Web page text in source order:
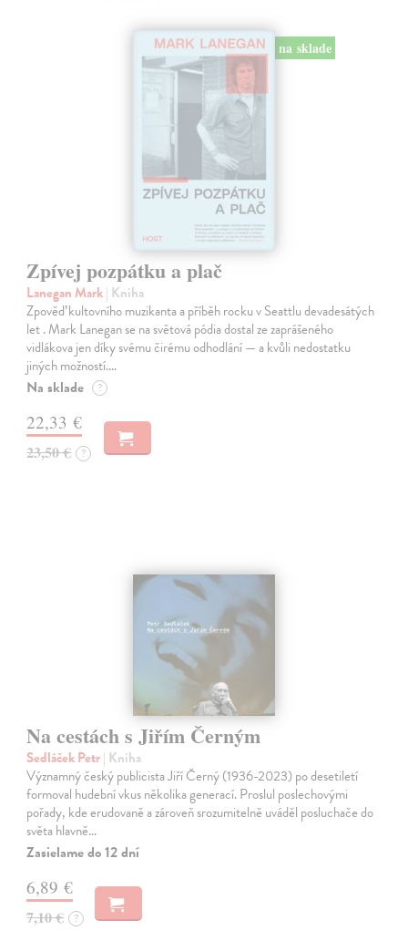
na sklade
Zpívej pozpátku a plač
Lanegan Mark| Kniha
Zpověď kultovního muzikanta a příběh rocku v Seattlu devadesátých
let . Mark Lanegan se na světová pódia dostal ze zaprášeného
vidlákova jen díky svému čirému odhodlání — a kvůli nedostatku
jiných možností.…
Na sklade ?
22,33 €
23,50 € ?
Na cestách s Jiřím Černým
Sedláček Petr| Kniha
Významný český publicista Jiří Černý (1936-2023) po desetiletí
formoval hudební vkus několika generací. Proslul poslechovými
pořady, kde erudovaně a zároveň srozumitelně uváděl posluchače do
světa hlavně…
Zasielame do 12 dní
6,89 €
7,10 € ?